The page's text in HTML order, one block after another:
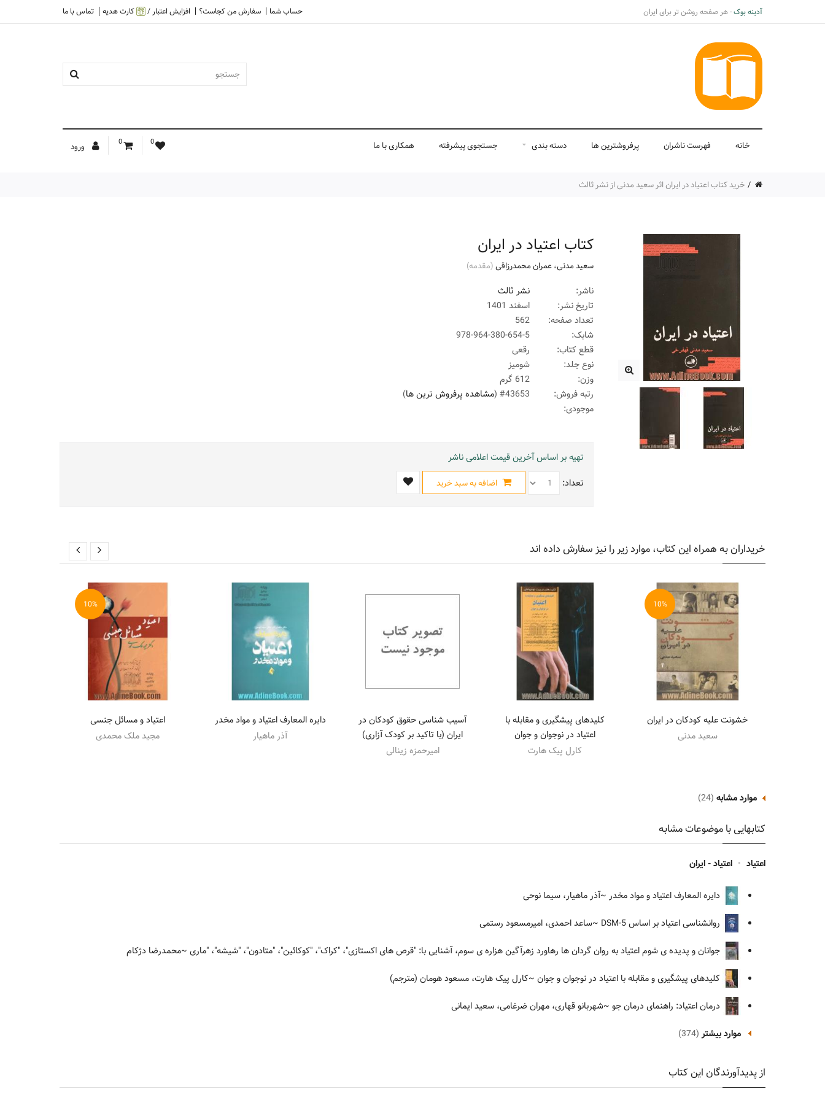
آدینه بوک- هر صفحه روشن تر برای ایران حساب شما سفارش من کجاست؟ افزایش اعتبار / کارت هدیه تماس با ما
0
0 ورود خانه فهرست ناشران پرفروشترین ها دسته بندی جستجوی پیشرفته همکاری با ما
خرید کتاب اعتیاد در ایران اثر سعید مدنی از نشر ثالث
کتاب اعتیاد در ایران
سعید مدنی،عمران محمدرزاقی(مقدمه)
ناشر:
نشر ثالث
تاریخ نشر:
اسفند 1401
تعداد صفحه:
562
شابک:
978-964-380-654-5
قطع کتاب:
رقعی
نوع جلد:
شومیز
وزن:
612 گرم
رتبه فروش:
#43653 ( مشاهده پرفروش ترین ها)
موجودی:
تهیه بر اساس آخرین قیمت اعلامی ناشر
تعداد:
اضافه به سبد خرید
خریداران به همراه این کتاب، موارد زیر را نیز سفارش داده اند
10%
خشونت علیه کودکان در ایران
سعید مدنی
کلیدهای پیشگیری و مقابله با
اعتیاد در نوجوان و جوان
کارل پیک هارت
آسیب شناسی حقوق کودکان در
ایران (با تاکید بر کودک آزاری)
امیرحمزه زینالی
دایره المعارف اعتیاد و مواد مخدر
آذر ماهیار
10%
اعتیاد و مسائل جنسی
مجید ملک محمدی
موارد مشابه (24)
کتابهایی با موضوعات مشابه
اعتیاد • اعتیاد - ایران
دایره المعارف اعتیاد و مواد مخدر ~آذر ماهیار، سیما نوحی
روانشناسی اعتیاد بر اساس DSM-5
~ساعد احمدی، امیرمسعود رستمی
جوانان و پدیده ی شوم اعتیاد به روان گردان ها رهاورد زهرآگین هزاره ی سوم، آشنایی با: "قرص های اکستازی"، "کراک"، "کوکائین"، "متادون"، "شیشه"، "ماری ~محمدرضا دژکام
کلیدهای پیشگیری و مقابله با اعتیاد در نوجوان و جوان ~کارل پیک هارت، مسعود هومان (مترجم)
درمان اعتیاد: راهنمای درمان جو ~شهربانو قهاری، مهران ضرغامی، سعید ایمانی
موارد بیشتر (374)
از پدیدآورندگان این کتاب